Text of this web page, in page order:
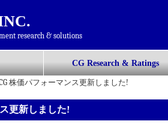
research & solutions
CG Research & Ratings
株価パフォーマンス更新しました!
更新しました!